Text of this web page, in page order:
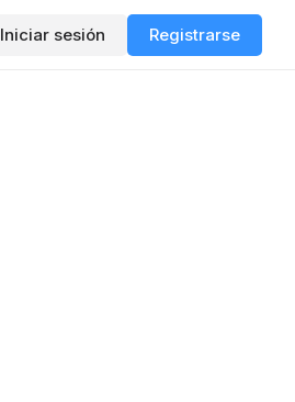
Iniciar sesión Registrarse